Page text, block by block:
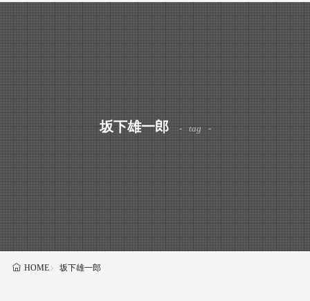
坂下雄一郎 tag
HOME 坂下雄一郎